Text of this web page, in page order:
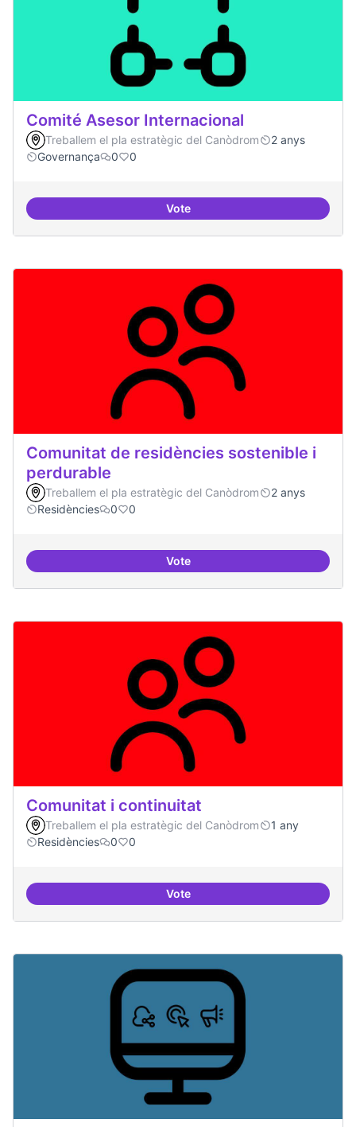
Comité Asesor Internacional
Treballem el pla estratègic del Canòdrom
2 anys
Governança
0 0
VoteComité Asesor Internacional
Comunitat de residències sostenible i
perdurable
Treballem el pla estratègic del Canòdrom
2 anys
Residències
0 0
Vote Comunitat
Comunitat i continuitat
Treballem el pla estratègic del Canòdrom
1 any
Residències
0 0
VoteComunitat i continuitat